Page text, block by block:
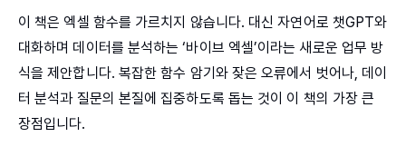
이 책은 엑셀 함수를 가르치지 않습니다. 대신 자연어로 챗GPT와
대화하며 데이터를 분석하는 ‘바이브 엑셀’이라는 새로운 업무 방
식을 제안합니다. 복잡한 함수 암기와 잦은 오류에서 벗어나, 데이
터 분석과 질문의 본질에 집중하도록 돕는 것이 이 책의 가장 큰
장점입니다.